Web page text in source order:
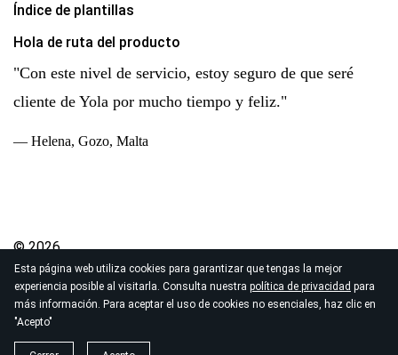
Esta página web utiliza cookies para garantizar que tengas la mejor
experiencia posible al visitarla. Consulta nuestra política de privacidad para
más información. Para aceptar el uso de cookies no esenciales, haz clic en
"Acepto"
Índice de plantillas
Hola de ruta del producto
"Con este nivel de servicio, estoy seguro de que seré
cliente de Yola por mucho tiempo y feliz."
— Helena, Gozo, Malta
© 2026
Derechos de autor Yola Inc. Todos los derechos
reservados.
Política de Privacidad
Procesamiento de datos